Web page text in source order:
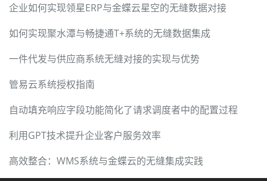
企业如何实现领星ERP与金蝶云星空的无缝数据对接
如何实现聚水潭与畅捷通T+系统的无缝数据集成
一件代发与供应商系统无缝对接的实现与优势
管易云系统授权指南
自动填充响应字段功能简化了请求调度者中的配置过程
利用GPT技术提升企业客户服务效率
高效整合：WMS系统与金蝶云的无缝集成实践